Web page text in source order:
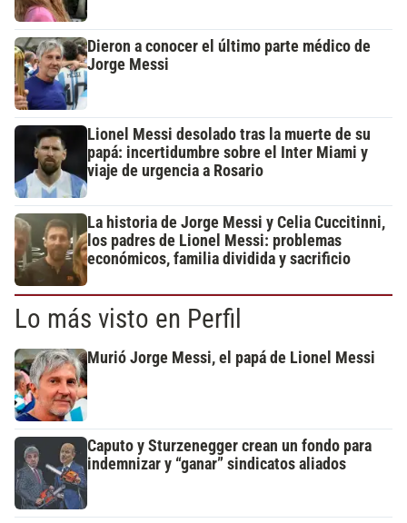
Dieron a conocer el último parte médico de
Jorge Messi
Lionel Messi desolado tras la muerte de su
papá: incertidumbre sobre el Inter Miami y
viaje de urgencia a Rosario
La historia de Jorge Messi y Celia Cuccitinni,
los padres de Lionel Messi: problemas
económicos, familia dividida y sacrificio
Lo más visto en Perfil
Murió Jorge Messi, el papá de Lionel Messi
Caputo y Sturzenegger crean un fondo para
indemnizar y “ganar” sindicatos aliados